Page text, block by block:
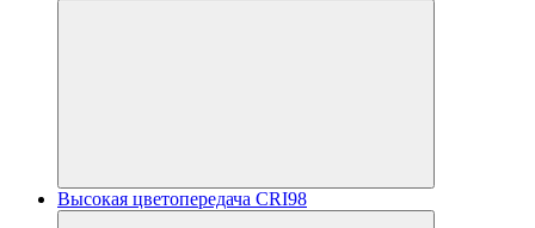
Высокая цветопередача CRI98